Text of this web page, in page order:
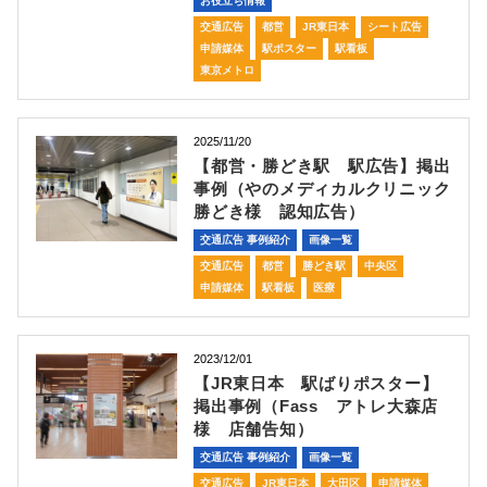
交通広告 都営 JR東日本
シート広告
申請媒体
駅ポスター
駅看板
東京メトロ
2025/11/20
【都営・勝どき駅 駅広告】掲出
事例（やのメディカルクリニック
勝どき様 認知広告）
交通広告 事例紹介 画像一覧
交通広告 都営 勝どき駅
中央区
申請媒体
駅看板 医療
2023/12/01
【JR東日本 駅ばりポスター】
掲出事例（Fass アトレ大森店
様 店舗告知）
交通広告 事例紹介 画像一覧
交通広告 JR東日本 大田区 申請媒体